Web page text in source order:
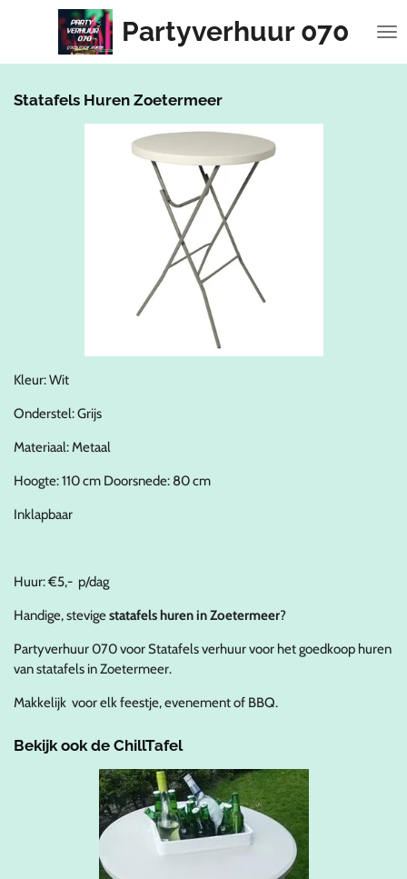
hoofdinhoud
Partyverhuur 070
Statafels Huren Zoetermeer
Kleur: Wit
Onderstel: Grijs
Materiaal: Metaal
Hoogte: 110 cm Doorsnede: 80 cm
Inklapbaar
Huur: €5,- p/dag
Handige, stevigestatafels huren in Zoetermeer?
Partyverhuur 070 voor Statafels verhuur voor het goedkoop huren
van statafels in Zoetermeer.
Makkelijk voor elk feestje, evenement of BBQ.
Bekijk ook de ChillTafel